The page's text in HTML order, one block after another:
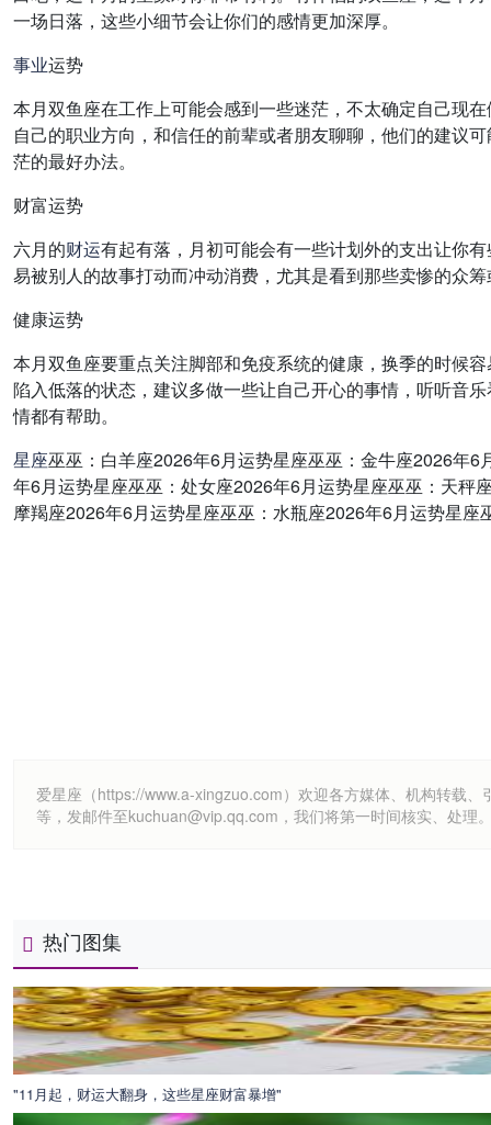
一场日落，这些小细节会让你们的感情更加深厚。
事业运势
本月双鱼座在工作上可能会感到一些迷茫，不太确定自己现
自己的职业方向，和信任的前辈或者朋友聊聊，他们的建议
茫的最好办法。
财富运势
六月的财运有起有落，月初可能会有一些计划外的支出让你
易被别人的故事打动而冲动消费，尤其是看到那些卖惨的众
健康运势
本月双鱼座要重点关注脚部和免疫系统的健康，换季的时候
陷入低落的状态，建议多做一些让自己开心的事情，听听音
情都有帮助。
星座巫巫：白羊座2026年6月运势星座巫巫：金牛座2026年
年6月运势星座巫巫：处女座2026年6月运势星座巫巫：天
摩羯座2026年6月运势星座巫巫：水瓶座2026年6月运势星座
爱星座（https://www.a-xingzuo.com）欢迎各方媒体、机构转载
等，发邮件至kuchuan@vip.qq.com，我们将第一时间核实、处理
热门图集
"11月起，财运大翻身，这些星座财富暴增"